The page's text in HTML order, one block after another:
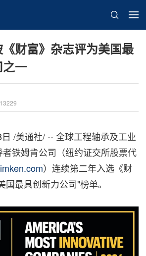
财富》杂志评为美国最
一
13229
/美通社/ -- 全球工程轴承及工业
铁姆肯公司（纽约证交所股票代
）连续第二年入选《财
国最具创新力公司"榜单。